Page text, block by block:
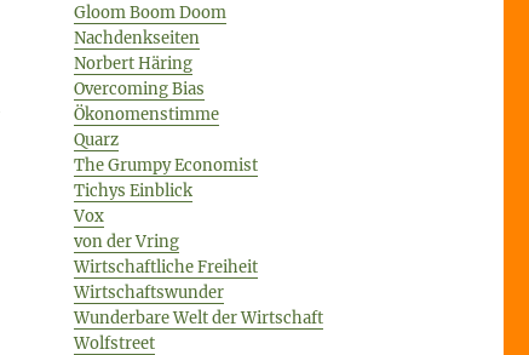
Gloom Boom Doom
Nachdenkseiten
Norbert Häring
Overcoming Bias
Ökonomenstimme
Quarz
The Grumpy Economist
Tichys Einblick
Vox
von der Vring
Wirtschaftliche Freiheit
Wirtschaftswunder
Wunderbare Welt der Wirtschaft
Wolfstreet